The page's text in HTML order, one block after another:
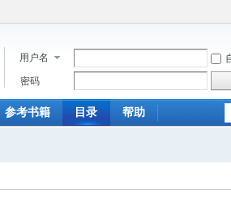
用户名
密码
参考书籍 目录 帮助